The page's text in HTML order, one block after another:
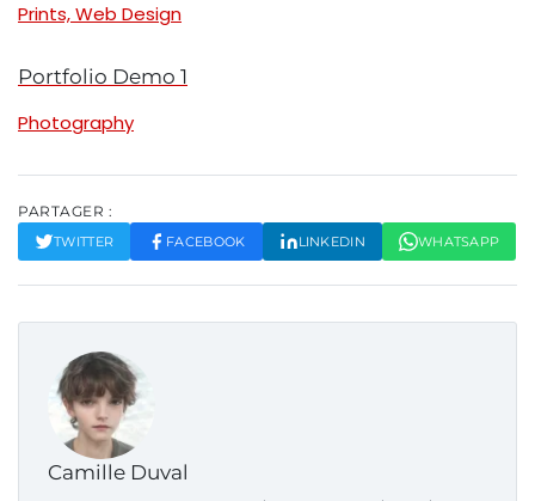
Prints, Web Design
Portfolio Demo 1
Photography
PARTAGER :
TWITTER FACEBOOK LINKEDIN WHATSAPP
Camille Duval